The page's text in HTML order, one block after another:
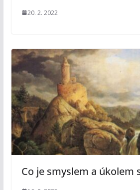
20. 2. 2022
Co je smyslem a úkolem